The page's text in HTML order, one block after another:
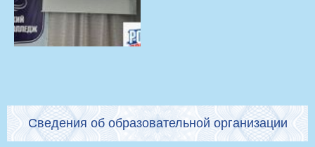
Сведения об образовательной организации